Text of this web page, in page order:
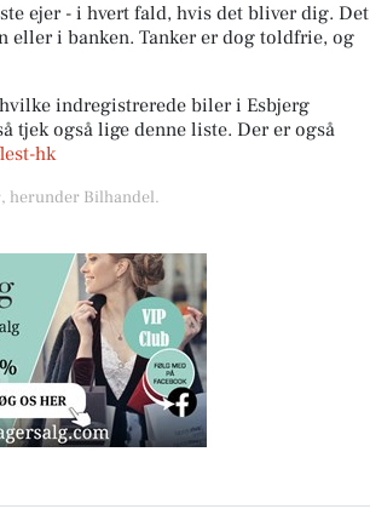
ejer - i hvert fald, hvis det bliver dig. Det
i banken. Tanker er dog toldfrie, og
indregistrerede biler i Esbjerg
tjek også lige denne liste. Der er også
hk
herunder Bilhandel.